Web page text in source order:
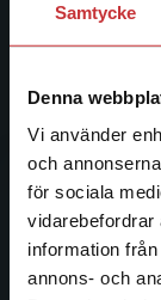
Samtycke
Denna
Vi använder
och
för sociala
vidarebefordrar
information
annons- och
ledande
facklitteratur,
längs hela
Kontakta